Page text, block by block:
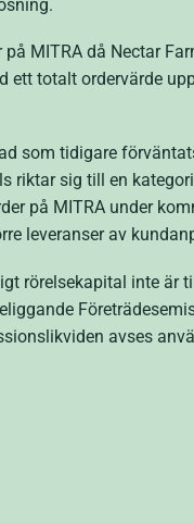
MITRA då Nectar
totalt ordervärde
som tidigare
riktar sig till en
på MITRA under
leveranser av
rörelsekapital inte är
avses